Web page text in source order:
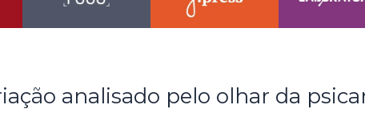
analisado pelo olhar da